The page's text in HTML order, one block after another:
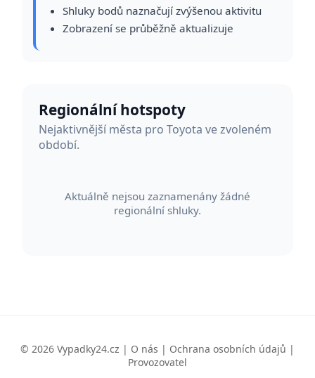
Shluky bodů naznačují zvýšenou aktivitu
Zobrazení se průběžně aktualizuje
Regionální hotspoty
Nejaktivnější města pro Toyota ve zvoleném
období.
Aktuálně nejsou zaznamenány žádné
regionální shluky.
© 2026 Vypadky24.cz | O nás | Ochrana osobních údajů |
Provozovatel